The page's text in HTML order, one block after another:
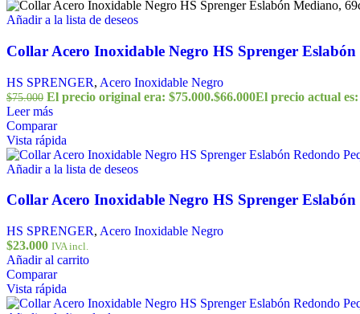
Añadir a la lista de deseos
Collar Acero Inoxidable Negro HS Sprenger
HS SPRENGER, Acero Inoxidable Negro
$75.000 El precio original era: $75.000.$66.000El precio actual es:
Leer más
Comparar
Vista rápida
Añadir a la lista de deseos
Collar Acero Inoxidable Negro HS Sprenger
HS SPRENGER, Acero Inoxidable Negro
$23.000 IVA incl.
Añadir al carrito
Comparar
Vista rápida